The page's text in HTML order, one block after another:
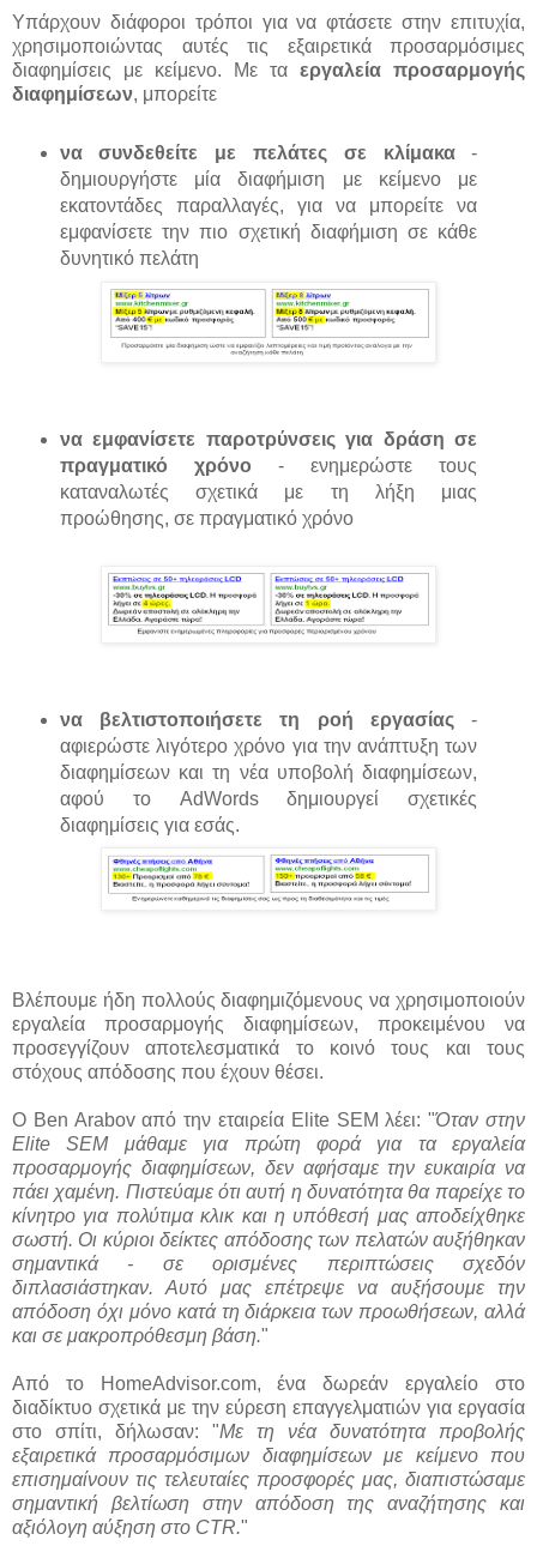
Υπάρχουν διάφοροι τρόποι για να φτάσετε στην επιτυχία,
χρησιμοποιώντας αυτές τις εξαιρετικά προσαρμόσιμες
διαφημίσεις με κείμενο. Με τα εργαλεία προσαρμογής
διαφημίσεων, μπορείτε
να συνδεθείτε με πελάτες σε κλίμακα-
δημιουργήστε μία διαφήμιση με κείμενο με
εκατοντάδες παραλλαγές, για να μπορείτε να
εμφανίσετε την πιο σχετική διαφήμιση σε κάθε
δυνητικό πελάτη
να εμφανίσετε παροτρύνσεις για δράση σε
πραγματικό χρόνο - ενημερώστε τους
καταναλωτές σχετικά με τη λήξη μιας
προώθησης, σε πραγματικό χρόνο
να βελτιστοποιήσετε τη ροή εργασίας -
αφιερώστε λιγότερο χρόνο για την ανάπτυξη των
διαφημίσεων και τη νέα υποβολή διαφημίσεων,
αφού το AdWords δημιουργεί σχετικές
διαφημίσεις για εσάς.
Βλέπουμε ήδη πολλούς διαφημιζόμενους να χρησιμοποιούν
εργαλεία προσαρμογής διαφημίσεων, προκειμένου να
προσεγγίζουν αποτελεσματικά το κοινό τους και τους
στόχους απόδοσης που έχουν θέσει.
Ο Ben Arabov από την εταιρεία Elite SEM λέει: "Όταν στην
Elite SEM μάθαμε για πρώτη φορά για τα εργαλεία
προσαρμογής διαφημίσεων, δεν αφήσαμε την ευκαιρία να
πάει χαμένη. Πιστεύαμε ότι αυτή η δυνατότητα θα παρείχε το
κίνητρο για πολύτιμα κλικ και η υπόθεσή μας αποδείχθηκε
σωστή. Οι κύριοι δείκτες απόδοσης των πελατών αυξήθηκαν
σημαντικά - σε ορισμένες περιπτώσεις σχεδόν
διπλασιάστηκαν. Αυτό μας επέτρεψε να αυξήσουμε την
απόδοση όχι μόνο κατά τη διάρκεια των προωθήσεων, αλλά
και σε μακροπρόθεσμη βάση."
Από το HomeAdvisor.com, ένα δωρεάν εργαλείο στο
διαδίκτυο σχετικά με την εύρεση επαγγελματιών για εργασία
στο σπίτι, δήλωσαν: "Με τη νέα δυνατότητα προβολής
εξαιρετικά προσαρμόσιμων διαφημίσεων με κείμενο που
επισημαίνουν τις τελευταίες προσφορές μας, διαπιστώσαμε
σημαντική βελτίωση στην απόδοση της αναζήτησης και
αξιόλογη αύξηση στο CTR."